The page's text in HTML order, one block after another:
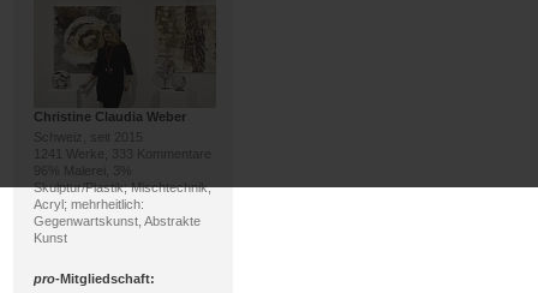
Christine Claudia Weber
Schweiz, seit 2015
1241 Werke, 333 Kommentare
96% Malerei, 3%
Skulptur/Plastik; Mischtechnik,
Acryl; mehrheitlich:
Gegenwartskunst, Abstrakte
Kunst
pro-Mitgliedschaft: